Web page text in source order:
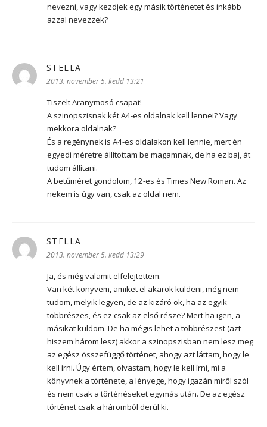
nevezni, vagy kezdjek egy másik történetet és inkább
azzal nevezzek?
STELLA
2013. november 5. kedd 13:21
Tiszelt Aranymosó csapat!
A szinopszisnak két A4-es oldalnak kell lennei? Vagy
mekkora oldalnak?
És a regénynek is A4-es oldalakon kell lennie, mert én
egyedi méretre állítottam be magamnak, de ha ez baj, át
tudom állítani.
A betűméret gondolom, 12-es és Times New Roman. Az
nekem is úgy van, csak az oldal nem.
STELLA
2013. november 5. kedd 13:29
Ja, és még valamit elfelejtettem.
Van két könyvem, amiket el akarok küldeni, még nem
tudom, melyik legyen, de az kizáró ok, ha az egyik
többrészes, és ez csak az első része? Mert ha igen, a
másikat küldöm. De ha mégis lehet a többrészest (azt
hiszem három lesz) akkor a szinopszisban nem lesz meg
az egész összefüggő történet, ahogy azt láttam, hogy le
kell írni. Úgy értem, olvastam, hogy le kell írni, mi a
könyvnek a története, a lényege, hogy igazán miről szól
és nem csak a történéseket egymás után. De az egész
történet csak a háromból derül ki.